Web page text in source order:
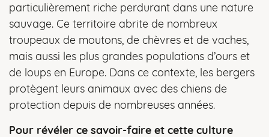
particulièrement riche perdurant dans une nature
sauvage. Ce territoire abrite de nombreux
troupeaux de moutons, de chèvres et de vaches,
mais aussi les plus grandes populations d’ours et
de loups en Europe. Dans ce contexte, les bergers
protègent leurs animaux avec des chiens de
protection depuis de nombreuses années.
Pour révéler ce savoir-faire et cette culture